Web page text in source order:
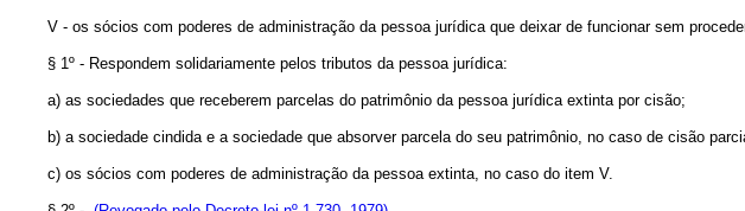
V - os sócios com poderes de administração da pessoa jurídica que deixar de funcionar sem
§ 1º - Respondem solidariamente pelos tributos da pessoa jurídica:
a) as sociedades que receberem parcelas do patrimônio da pessoa jurídica extinta por cisão;
b) a sociedade cindida e a sociedade que absorver parcela do seu patrimônio, no caso de cisão
c) os sócios com poderes de administração da pessoa extinta, no caso do item V.